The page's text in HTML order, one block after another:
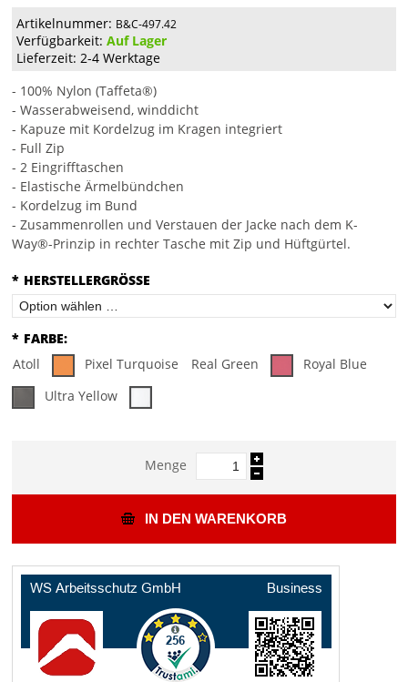
Artikelnummer: B&C-497.42
Verfügbarkeit:Auf Lager
Lieferzeit: 2-4 Werktage
- 100% Nylon (Taffeta®)
- Wasserabweisend, winddicht
- Kapuze mit Kordelzug im Kragen integriert
- Full Zip
- 2 Eingrifftaschen
- Elastische Ärmelbündchen
- Kordelzug im Bund
- Zusammenrollen und Verstauen der Jacke nach dem K-
Way®-Prinzip in rechter Tasche mit Zip und Hüftgürtel.
* HERSTELLERGRÖSSE
* FARBE:
Atoll
Pixel Turquoise Real Green
Royal Blue
Ultra Yellow
Menge
IN DEN WARENKORB